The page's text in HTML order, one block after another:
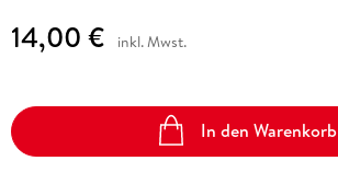
14,00 € inkl. Mwst.
In den Warenkorb